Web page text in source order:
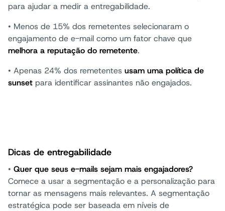
para ajudar a medir a entregabilidade.
• Menos de 15% dos remetentes selecionaram o
engajamento de e-mail como um fator chave que
melhora a reputação do remetente.
• Apenas 24% dos remetentes usam uma política de
sunset para identificar assinantes não engajados.
Dicas de entregabilidade
• Quer que seus e-mails sejam mais engajadores?
Comece a usar a segmentação e a personalização para
tornar as mensagens mais relevantes. A segmentação
estratégica pode ser baseada em níveis de